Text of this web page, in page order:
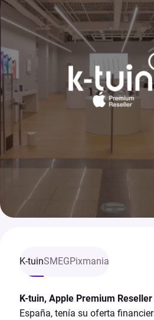
K-tuinSMEGPixmania
K-tuin, Apple Premium Reseller
España, tenía su oferta